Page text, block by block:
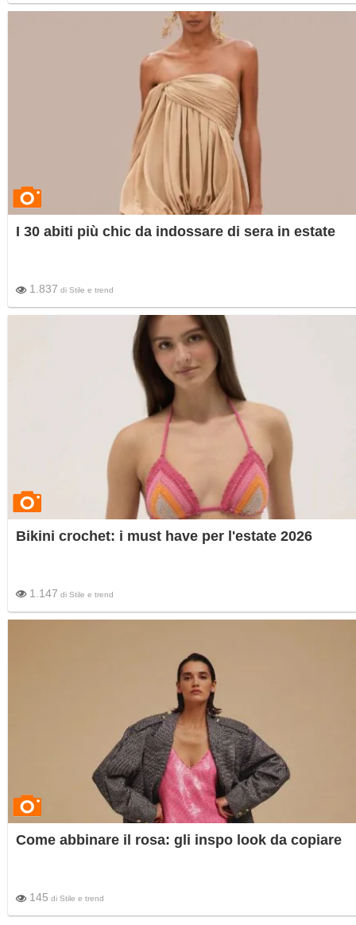
I 30 abiti più chic da indossare di sera in estate
1.837 di Stile e trend
Bikini crochet: i must have per l'estate 2026
1.147 di Stile e trend
Come abbinare il rosa: gli inspo look da copiare
145 di Stile e trend